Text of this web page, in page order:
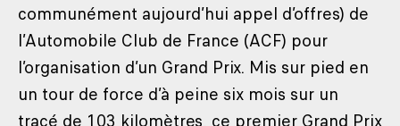
communément aujourd’hui appel d’offres) de
l’Automobile Club de France (ACF) pour
l’organisation d’un Grand Prix. Mis sur pied en
un tour de force d’à peine six mois sur un
tracé de 103 kilomètres, ce premier Grand Prix